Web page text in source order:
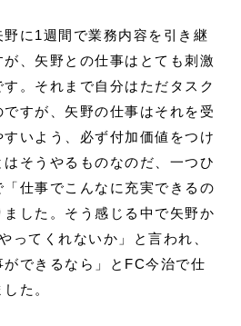
野に1週間で業務内容を引き継
、矢野との仕事はとても刺激
。それまで自分はただタスク
すが、矢野の仕事はそれを受
いよう、必ず付加価値をつけ
そうやるものなのだ、一つひ
仕事でこんなに充実できるの
した。そう感じる中で矢野か
ってくれないか」と言われ、
ができるなら」とFC今治で仕
た。